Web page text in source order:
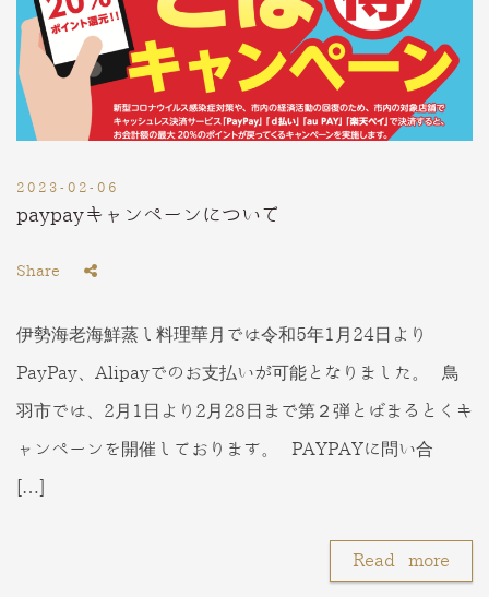
2023-02-06
paypayキャンペーンについて
Share
伊勢海老海鮮蒸し料理華月では令和5年1月24日より
PayPay、Alipayでのお支払いが可能となりました。 鳥
羽市では、2月1日より2月28日まで第２弾とばまるとくキ
ャンペーンを開催しております。 PAYPAYに問い合
[…]
Read more